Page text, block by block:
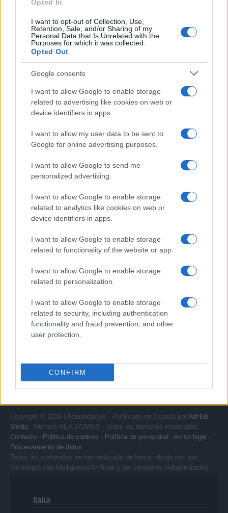
Opted In
I want to opt-out of Collection, Use,
Retention, Sale, and/or Sharing of my
Personal Data that Is Unrelated with the
Purposes for which it was collected.
Opted Out
Google consents
I want to allow Google to enable storage
related to advertising like cookies on web or
device identifiers in apps.
I want to allow my user data to be sent to
Google for online advertising purposes.
I want to allow Google to send me
personalized advertising.
I want to allow Google to enable storage
related to analytics like cookies on web or
device identifiers in apps.
I want to allow Google to enable storage
related to functionality of the website or app.
I want to allow Google to enable storage
related to personalization.
I want to allow Google to enable storage
related to security, including authentication
functionality and fraud prevention, and other
user protection.
CONFIRM
14 octubre, 2021
La muñeca gigante de ‘El juego del
13 octubre, 2021
Gabby Petito: la autopsia determinó
que murió estrangulada
2 3 4 5 6 7 8 9 10
Pasado »
Síguenos en Facebook
Actualidad.es es la gran fuente de información social. Actualidad,
televisión, crónica, deportes, gente, política y todas las noticias sobre
Para señalar a la redacción de cualquier error en el uso del material
confidencial, escríbanos a
la retirada del material que atenta contra los derechos de terceros.
Copyright © 2024 | Actualidad.es - Publicado en España por AdHub
Media - Numero REA 2729933 - Todos los derechos reservados.
Contacto - Politica de cookies - Política de privacidad - Aviso legal -
Procesamiento de datos
Todos los contenidos se han realizado de forma híbrida por una
tecnología con Inteligencia Artificial y por creadores independientes
Italia